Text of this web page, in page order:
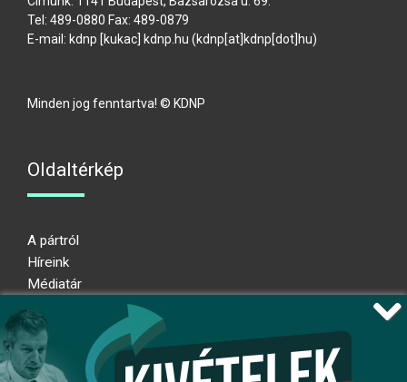
Tel: 489-0880 Fax: 489-0879
E-mail: kdnp [kukac] kdnp.hu (kdnp[at]kdnp[dot]hu)
Minden jog fenntartva! © KDNP
Oldaltérkép
A pártról
Híreink
Médiatár
Adatkezelési nyilatkozat
Átláthatósági nyilatkozat
Ugrás az oldal tetejére